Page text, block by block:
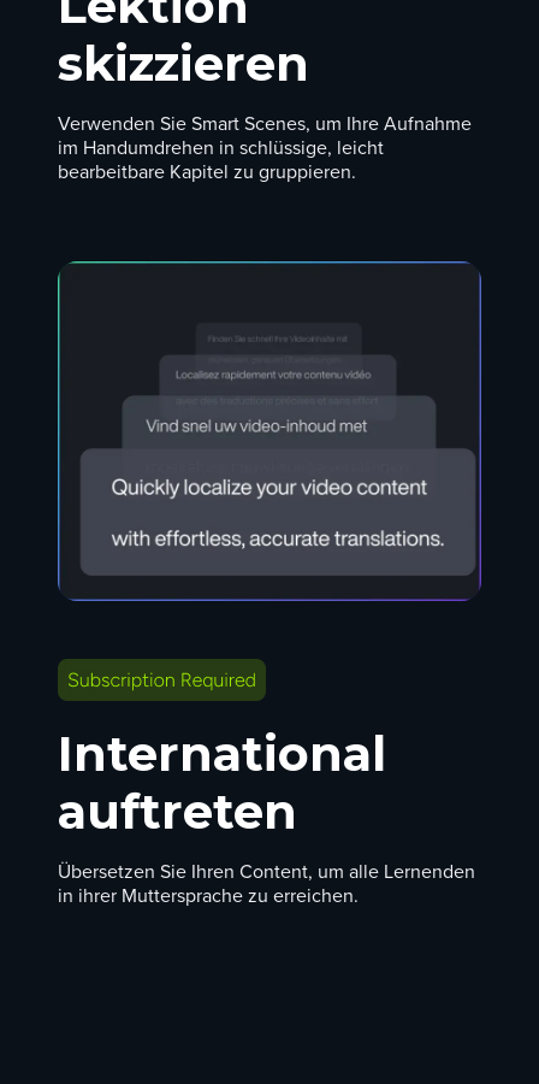
skizzieren
Verwenden Sie Smart Scenes, um Ihre Aufnahme
im Handumdrehen in schlüssige, leicht
bearbeitbare Kapitel zu gruppieren.
International
auftreten
Übersetzen Sie Ihren Content, um alle Lernenden
in ihrer Muttersprache zu erreichen.